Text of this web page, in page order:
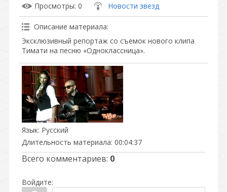
Просмотры: 0 Новости звезд
Описание материала:
Эксклюзивный репортаж со съемок нового клипа
Тимати на песню «Одноклассница».
Язык: Русский
Длительность материала: 00:04:37
Всего комментариев: 0
Войдите: